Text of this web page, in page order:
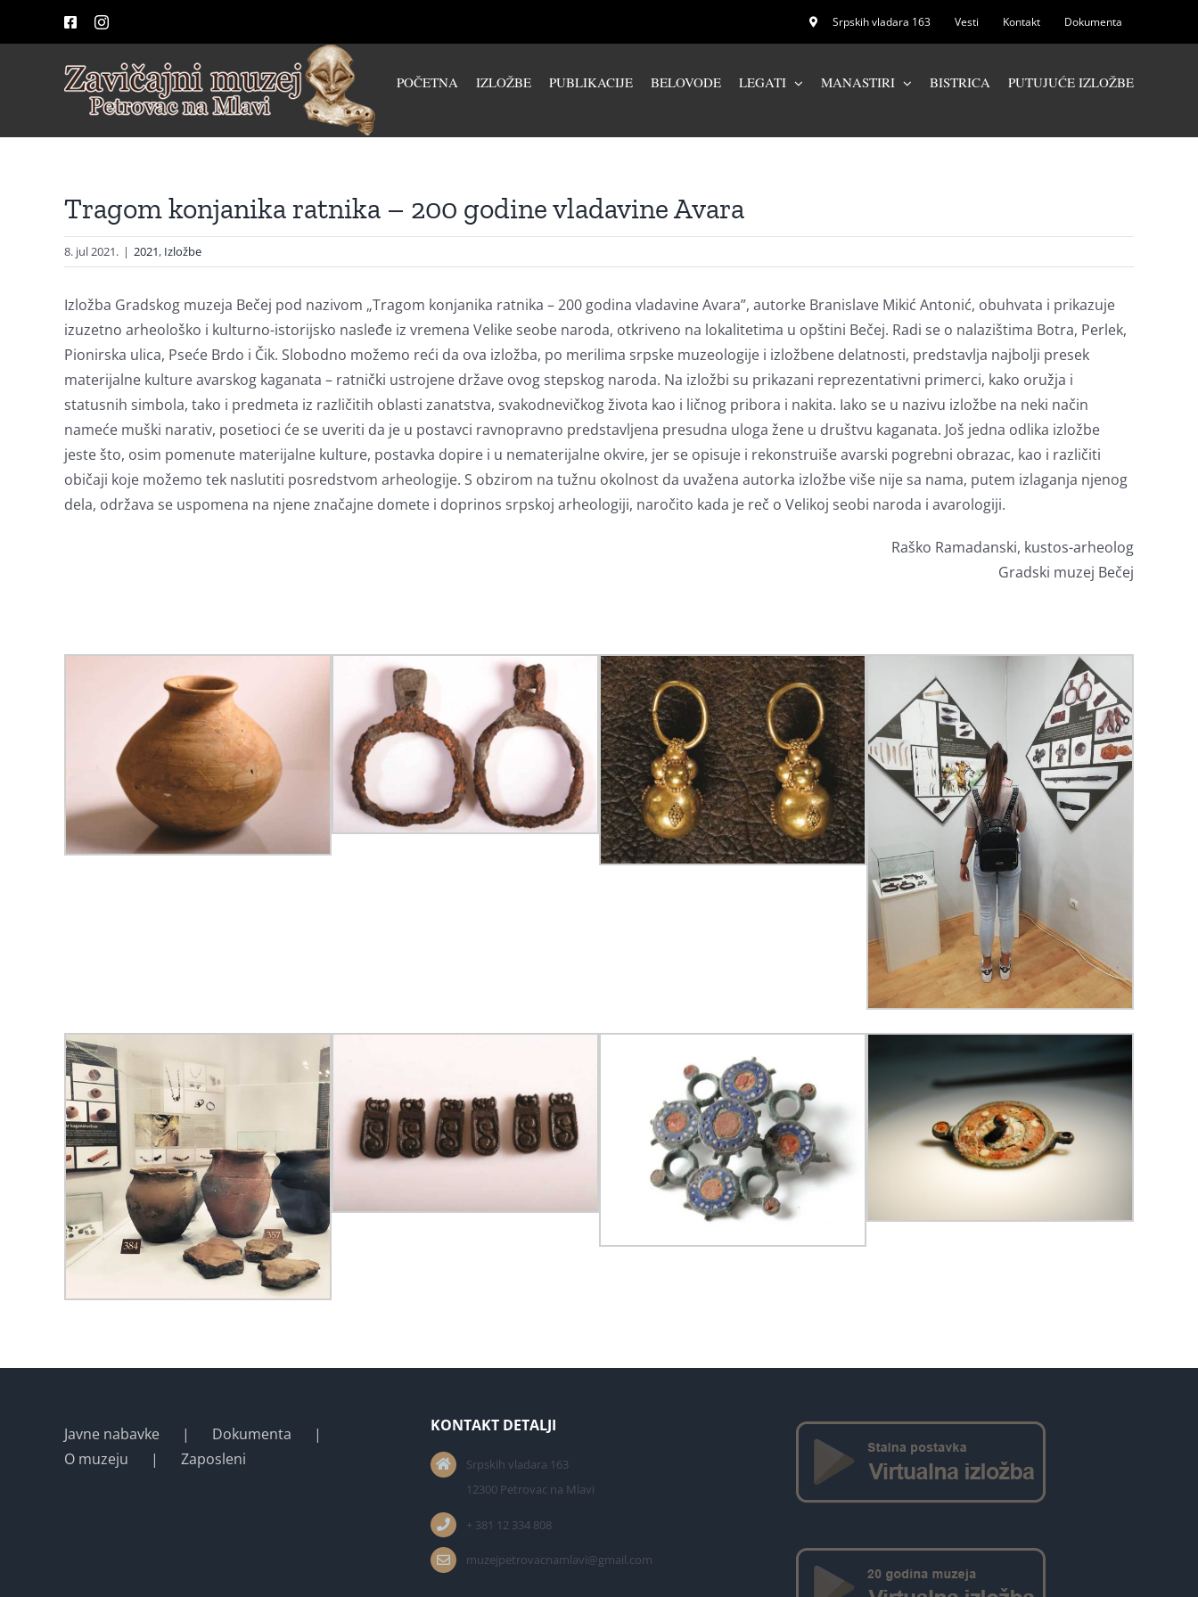
FacebookInstagram Srpskih vladara 163 Vesti Kontakt Dokumenta
POČETNA IZLOŽBE PUBLIKACIJE BELOVODE LEGATI MANASTIRI BISTRICA PUTUJUĆE IZLOŽBE
Tragom konjanika ratnika – 200 godine vladavine Avara
8. jul 2021. | 2021, Izložbe
Izložba Gradskog muzeja Bečej pod nazivom „Tragom konjanika ratnika – 200 godina vladavine Avara”, autorke Branislave Mikić Antonić, obuhvata i prikazuje
izuzetno arheološko i kulturno-istorijsko nasleđe iz vremena Velike seobe naroda, otkriveno na lokalitetima u opštini Bečej. Radi se o nalazištima Botra, Perlek,
Pionirska ulica, Pseće Brdo i Čik. Slobodno možemo reći da ova izložba, po merilima srpske muzeologije i izložbene delatnosti, predstavlja najbolji presek
materijalne kulture avarskog kaganata – ratnički ustrojene države ovog stepskog naroda. Na izložbi su prikazani reprezentativni primerci, kako oružja i
statusnih simbola, tako i predmeta iz različitih oblasti zanatstva, svakodnevičkog života kao i ličnog pribora i nakita. Iako se u nazivu izložbe na neki način
nameće muški narativ, posetioci će se uveriti da je u postavci ravnopravno predstavljena presudna uloga žene u društvu kaganata. Još jedna odlika izložbe
jeste što, osim pomenute materijalne kulture, postavka dopire i u nematerijalne okvire, jer se opisuje i rekonstruiše avarski pogrebni obrazac, kao i različiti
običaji koje možemo tek naslutiti posredstvom arheologije. S obzirom na tužnu okolnost da uvažena autorka izložbe više nije sa nama, putem izlaganja njenog
dela, održava se uspomena na njene značajne domete i doprinos srpskoj arheologiji, naročito kada je reč o Velikoj seobi naroda i avarologiji.
Raško Ramadanski, kustos-arheolog
Gradski muzej Bečej
Javne nabavke
Dokumenta
O muzeju
Zaposleni
KONTAKT DETALJI
Srpskih vladara 163
12300 Petrovac na Mlavi
+ 381 12 334 808
muzejpetrovacnamlavi@gmail.com